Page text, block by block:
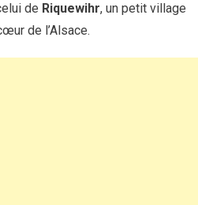
de Riquewihr, un petit village
de l’Alsace.